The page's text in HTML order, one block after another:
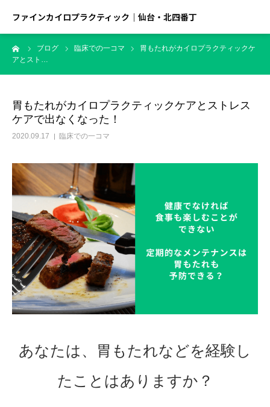
ファインカイロプラクティック｜仙台・北四番丁
ブログ 臨床での一コマ
胃もたれがカイロプラクティックケ
アとスト…
胃もたれがカイロプラクティックケアとストレス
ケアで出なくなった！
2020.09.17 臨床での一コマ
あなたは、胃もたれなどを経験し
たことはありますか？